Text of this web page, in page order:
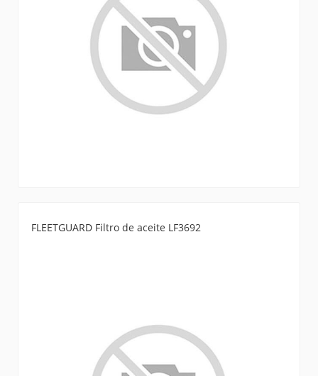
FLEETGUARD Filtro de aceite LF3692